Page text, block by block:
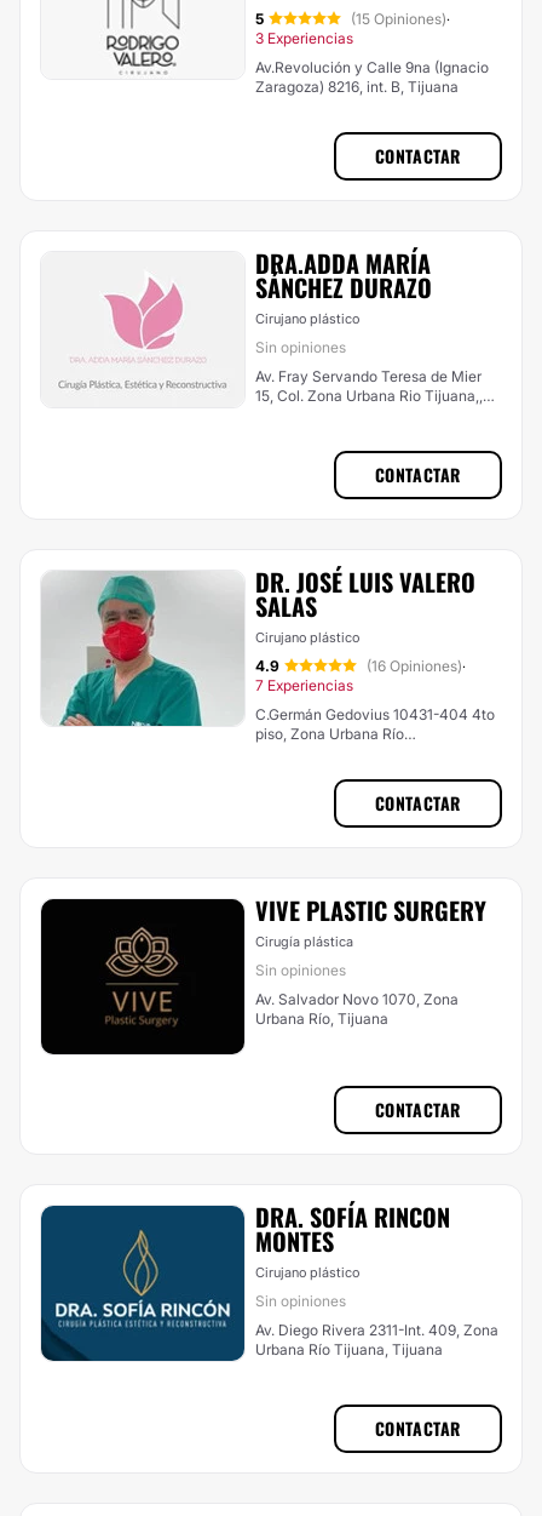
5 (15 Opiniones)·
3 Experiencias
Av.Revolución y Calle 9na (Ignacio
Zaragoza) 8216, int. B, Tijuana
CONTACTAR
DRA.ADDA MARÍA
SÁNCHEZ DURAZO
Cirujano plástico
Sin opiniones
Av. Fray Servando Teresa de Mier
15, Col. Zona Urbana Rio Tijuana,,
CONTACTAR
DR. JOSÉ LUIS VALERO
SALAS
Cirujano plástico
4.9 (16 Opiniones)·
7 Experiencias
C.Germán Gedovius 10431-404 4to
piso, Zona Urbana Río
CONTACTAR
VIVE PLASTIC SURGERY
Cirugía plástica
Sin opiniones
Av. Salvador Novo 1070, Zona
Urbana Río, Tijuana
CONTACTAR
DRA. SOFÍA RINCON
MONTES
Cirujano plástico
Sin opiniones
Av. Diego Rivera 2311-Int. 409, Zona
Urbana Río Tijuana, Tijuana
CONTACTAR